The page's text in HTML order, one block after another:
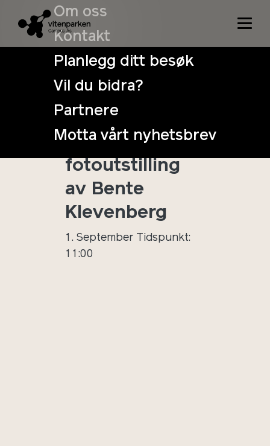
Om oss
Kontakt
Planlegg ditt besøk
Vil du bidra?
Partnere
Motta vårt nyhetsbrev
Soppensdag –
soppkontroll
og
fotoutstilling
av Bente
Klevenberg
1. September Tidspunkt:
11:00